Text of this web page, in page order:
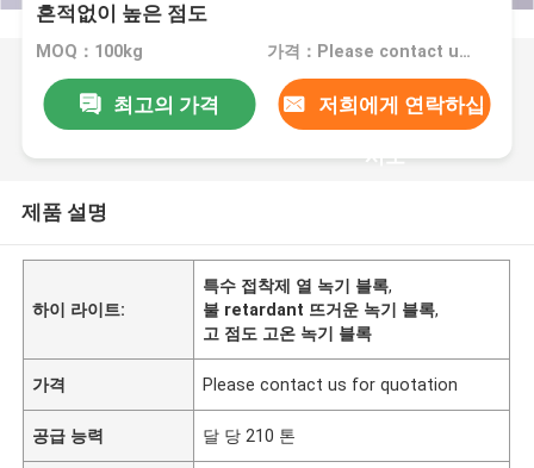
흔적없이 높은 점도
MOQ：100kg 가격：Please contact us for quotation
최고의 가격 저희에게 연락하십
시오
제품 설명
하이 라이트:
특수 접착제 열 녹기 블록,
불 retardant 뜨거운 녹기 블록,
고 점도 고온 녹기 블록
가격 Please contact us for quotation
공급 능력 달 당 210 톤